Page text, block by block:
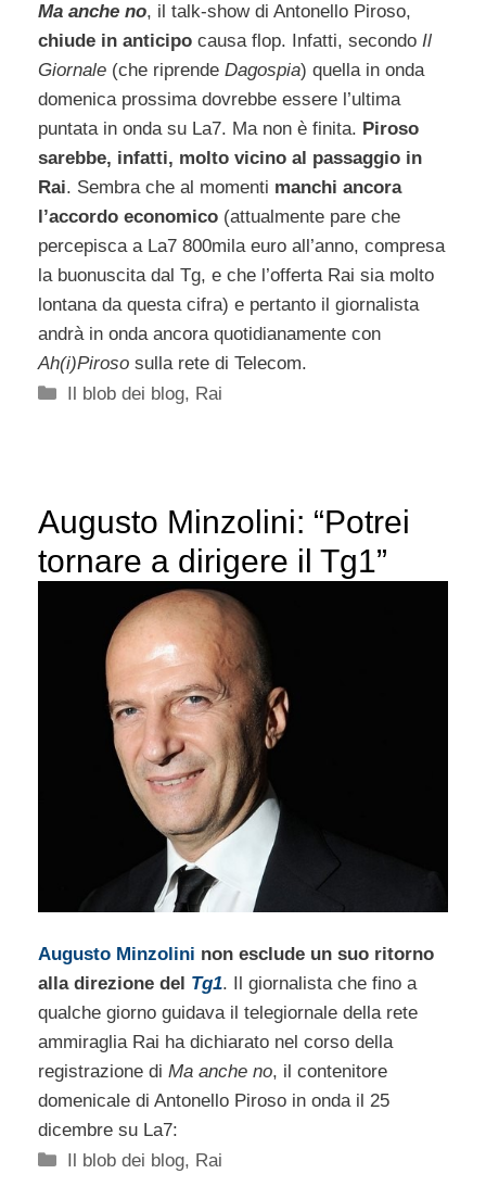
Ma anche no, il talk-show di Antonello Piroso,
chiude in anticipo causa flop. Infatti, secondo Il
Giornale (che riprende Dagospia) quella in onda
domenica prossima dovrebbe essere l’ultima
puntata in onda su La7. Ma non è finita. Piroso
sarebbe, infatti, molto vicino al passaggio in
Rai. Sembra che al momenti manchi ancora
l’accordo economico (attualmente pare che
percepisca a La7 800mila euro all’anno, compresa
la buonuscita dal Tg, e che l’offerta Rai sia molto
lontana da questa cifra) e pertanto il giornalista
andrà in onda ancora quotidianamente con
Ah(i)Piroso sulla rete di Telecom.
Categorie
Il blob dei blog, Rai
Augusto Minzolini: “Potrei
tornare a dirigere il Tg1”
Augusto Minzolini non esclude un suo ritorno
alla direzione del Tg1. Il giornalista che fino a
qualche giorno guidava il telegiornale della rete
ammiraglia Rai ha dichiarato nel corso della
registrazione di Ma anche no, il contenitore
domenicale di Antonello Piroso in onda il 25
dicembre su La7:
Categorie
Il blob dei blog, Rai